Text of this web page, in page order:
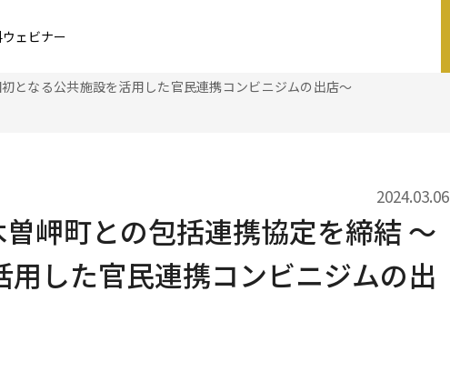
ェビナー
となる公共施設を活用した官民連携コンビニジムの出店～
2024.03.06
岬町との包括連携協定を締結 ～
した官民連携コンビニジムの出